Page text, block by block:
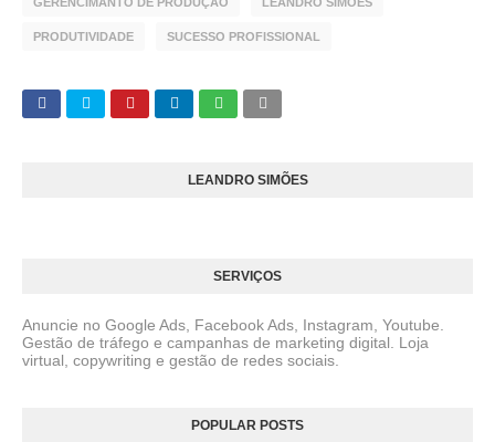
PRODUTIVIDADE SUCESSO PROFISSIONAL
LEANDRO SIMÕES
SERVIÇOS
Anuncie no Google Ads, Facebook Ads, Instagram, Youtube.
Gestão de tráfego e campanhas de marketing digital. Loja
virtual, copywriting e gestão de redes sociais.
POPULAR POSTS